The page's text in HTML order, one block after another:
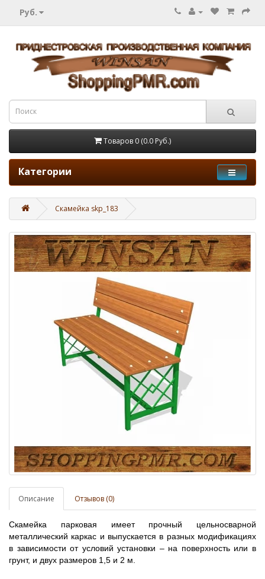
Руб.
Товаров 0 (0.0 Руб.)
Категории
Скамейка skp_183
Описание Отзывов (0)
Скамейка парковая имеет прочный цельносварной
металлический каркас и выпускается в разных модификациях
в зависимости от условий установки – на поверхность или в
грунт, и двух размеров 1,5 и 2 м.